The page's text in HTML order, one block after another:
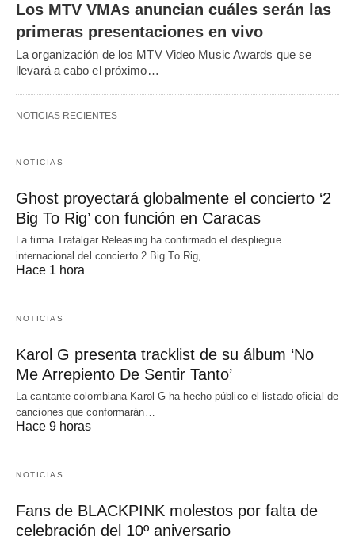
Los MTV VMAs anuncian cuáles serán las
primeras presentaciones en vivo
La organización de los MTV Video Music Awards que se
llevará a cabo el próximo…
NOTICIAS RECIENTES
NOTICIAS
Ghost proyectará globalmente el concierto ‘2
Big To Rig’ con función en Caracas
La firma Trafalgar Releasing ha confirmado el despliegue
internacional del concierto 2 Big To Rig,…
Hace 1 hora
NOTICIAS
Karol G presenta tracklist de su álbum ‘No
Me Arrepiento De Sentir Tanto’
La cantante colombiana Karol G ha hecho público el listado oficial de
canciones que conformarán…
Hace 9 horas
NOTICIAS
Fans de BLACKPINK molestos por falta de
celebración del 10º aniversario